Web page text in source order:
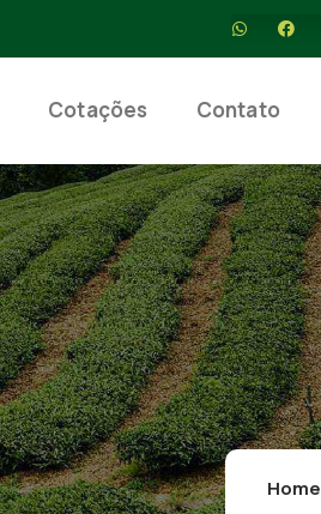
Cotações Contato
Home